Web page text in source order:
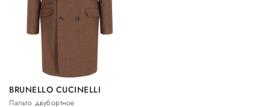
BRUNELLO CUCINELLI
Пальто двубортное